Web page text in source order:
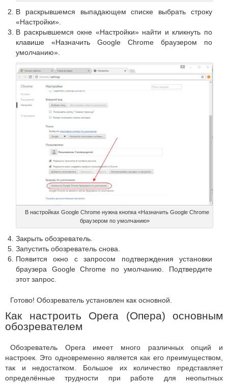
В раскрывшемся выпадающем списке выбрать строку
«Настройки».
В раскрывшемся окне «Настройки» найти и кликнуть по
клавише «Назначить Google Chrome браузером по
умолчанию».
В настройках Google Chrome нужна кнопка «Назначить Google Chrome
браузером по умолчанию»
Закрыть обозреватель.
Запустить обозреватель снова.
Появится окно с запросом подтверждения установки
браузера Google Chrome по умолчанию. Подтвердите
этот запрос.
Готово! Обозреватель установлен как основной.
Как настроить Opera (Опера) основным
обозревателем
Обозреватель Opera имеет много различных опций и
настроек. Это одновременно является как его преимуществом,
так и недостатком. Большое их количество представляет
определённые трудности при работе для неопытных